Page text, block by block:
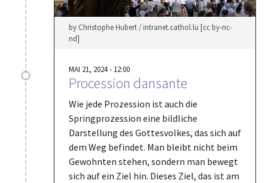
by Christophe Hubert / intranet.cathol.lu [cc by-nc-
nd]
MAI 21, 2024 - 12:00
Procession dansante
Wie jede Prozession ist auch die
Springprozession eine bildliche
Darstellung des Gottesvolkes, das sich auf
dem Weg befindet. Man bleibt nicht beim
Gewohnten stehen, sondern man bewegt
sich auf ein Ziel hin. Dieses Ziel, das ist am